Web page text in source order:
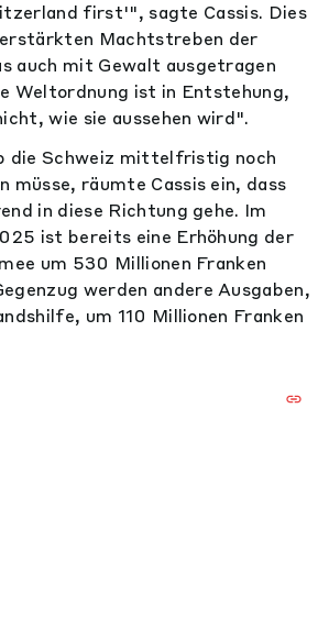
first'", sagte Cassis. Dies
Machtstreben der
auch mit Gewalt ausgetragen
Weltordnung ist in Entstehung,
wie sie aussehen wird".
die Schweiz mittelfristig noch
müsse, räumte Cassis ein, dass
in diese Richtung gehe. Im
ist bereits eine Erhöhung der
um 530 Millionen Franken
werden andere Ausgaben,
um 110 Millionen Franken